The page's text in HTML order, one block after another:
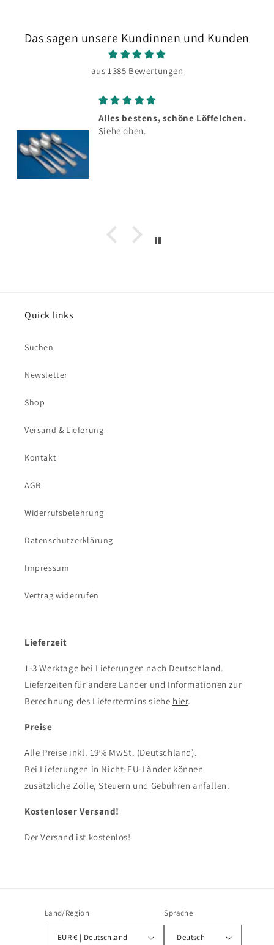
Das sagen unsere Kundinnen und Kunden
aus 1385 Bewertungen
Alles bestens, schöne Löffelchen.
Siehe oben.
Quick links
Suchen
Newsletter
Shop
Versand & Lieferung
Kontakt
AGB
Widerrufsbelehrung
Datenschutzerklärung
Impressum
Vertrag widerrufen
Lieferzeit
1-3 Werktage bei Lieferungen nach Deutschland.
Lieferzeiten für andere Länder und Informationen zur
Berechnung des Liefertermins siehe hier.
Preise
Alle Preise inkl. 19% MwSt. (Deutschland).
Bei Lieferungen in Nicht-EU-Länder können
zusätzliche Zölle, Steuern und Gebühren anfallen.
Kostenloser Versand!
Der Versand ist kostenlos!
Land/Region
EUR € | Deutschland
Sprache
Deutsch